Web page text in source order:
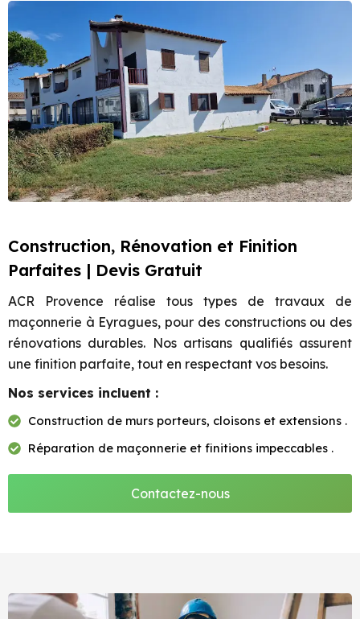
Construction, Rénovation et Finition
Parfaites | Devis Gratuit
ACR Provence réalise tous types de travaux de
maçonnerie à Eyragues, pour des constructions ou des
rénovations durables. Nos artisans qualifiés assurent
une finition parfaite, tout en respectant vos besoins.
Nos services incluent :
Construction de murs porteurs, cloisons et extensions .
Réparation de maçonnerie et finitions impeccables .
Contactez-nous